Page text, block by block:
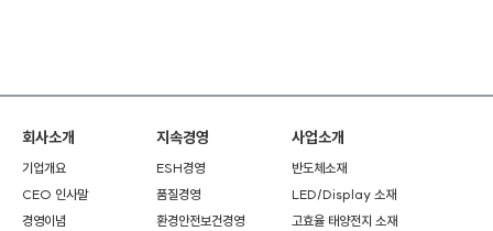
회사소개
기업개요
CEO 인사말
경영이념
지속경영
ESH경영
품질경영
환경안전보건경영
사업소개
반도체소재
LED/Display 소재
고효율 태양전지 소재